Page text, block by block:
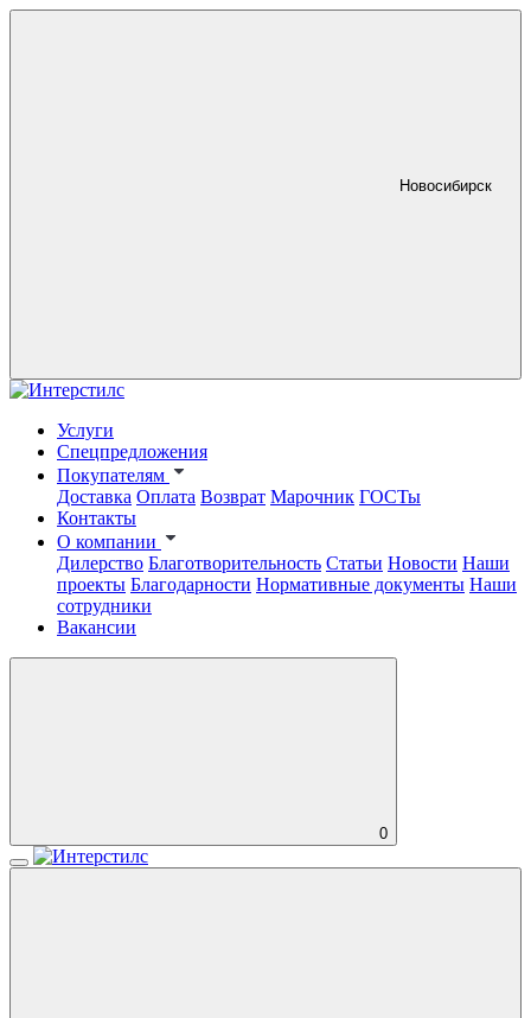
Новосибирск
Услуги
Спецпредложения
Покупателям
Доставка Оплата Возврат Марочник ГОСТы
Контакты
О компании
Дилерство Благотворительность Статьи Новости Наши
проекты Благодарности Нормативные документы Наши
сотрудники
Вакансии
0